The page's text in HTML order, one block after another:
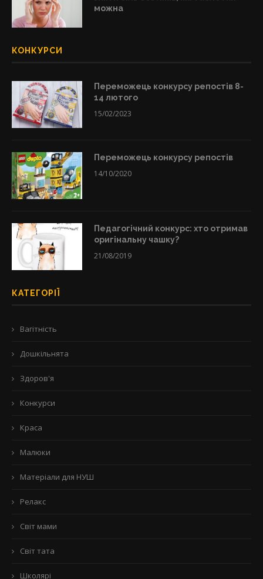
можна
КОНКУРСИ
Переможець конкурсу репостів 8-
14 лютого
15/02/2023
Переможець конкурсу репостів
14/10/2020
Педагогічний конкурс: хто отримав
оригінальну чашку?
21/08/2019
КАТЕГОРІЇ
Вагітність
Дошкільнята
Здоров'я
Конкурси
Краса
Малюки
Матеріали для НУШ
Релакс
Світ мами
Світ тата
Школярі